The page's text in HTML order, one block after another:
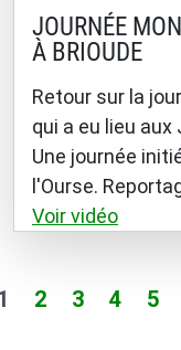
JOURNÉE
À BRIOUDE
Retour sur la
qui a eu lieu
Une journée
l'Ourse.
Voir vidéo
courante
Page
2 Page
3 Page
4 5